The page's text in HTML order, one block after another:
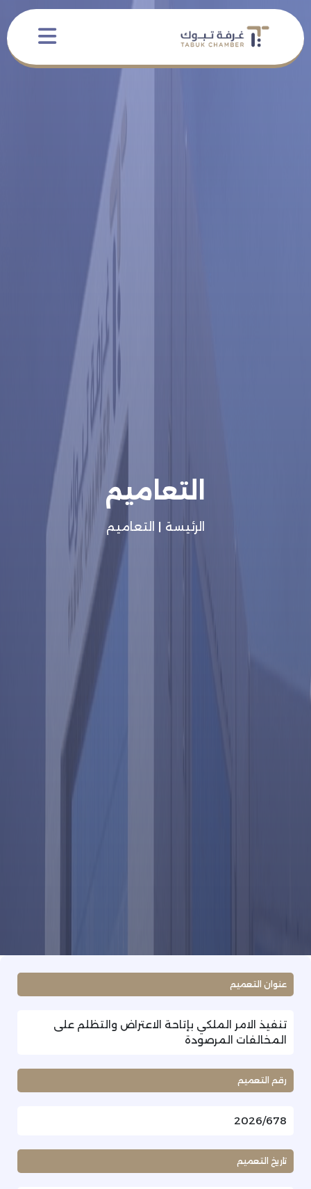
التعاميم
الرئيسة التعاميم
عنوان التعميم
تنفيذ الامر الملكي بإتاحة الاعتراض والتظلم على
المخالفات المرصودة
رقم التعميم
2026/678
تاريخ التعميم